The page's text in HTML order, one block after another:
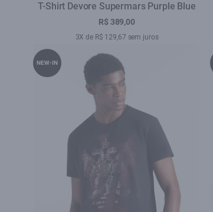
T-Shirt Devore Supermars Purple Blue
R$ 389,00
3X de R$ 129,67 sem juros
NEW-IN